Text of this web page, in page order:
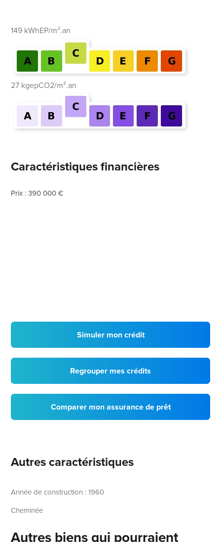
149 kWhEP/m².an
27 kgepCO2/m².an
Caractéristiques financières
Prix : 390 000 €
Simuler mon crédit
Regrouper mes crédits
Comparer mon assurance de prêt
Autres caractéristiques
Année de construction : 1960
Cheminée
Autres biens qui pourraient